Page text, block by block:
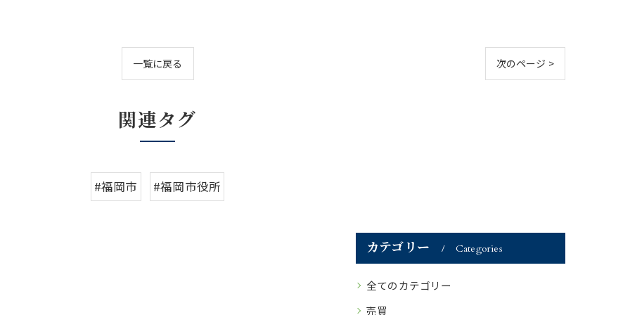
一覧に戻る 次のページ >
関連タグ
#福岡市 #福岡市役所
カテゴリー Categories
全てのカテゴリー
売買